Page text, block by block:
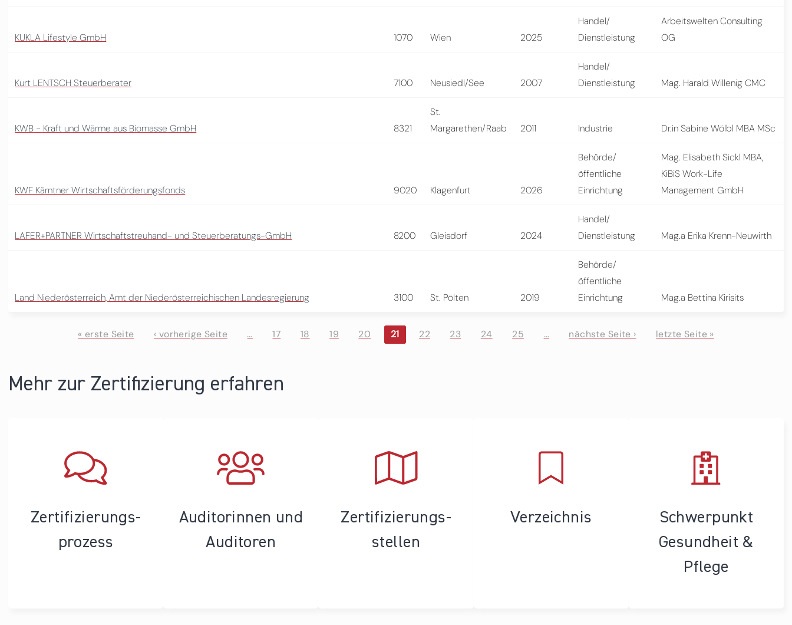
KUKLA Lifestyle GmbH 1070 Wien 2025
Handel/
Dienstleistung
Arbeitswelten Consulting
OG
Kurt LENTSCH Steuerberater 7100 Neusiedl/See 2007
Handel/
Dienstleistung
Mag. Harald Willenig CMC
KWB - Kraft und Wärme aus Biomasse GmbH 8321
St.
Margarethen/Raab
2011 Industrie Dr.in Sabine Wölbl MBA MSc
KWF Kärntner Wirtschaftsförderungsfonds 9020 Klagenfurt 2026
Behörde/
öffentliche
Einrichtung
Mag. Elisabeth Sickl MBA,
KiBiS Work-Life
Management GmbH
LAFER+PARTNER Wirtschaftstreuhand- und Steuerberatungs-GmbH 8200 Gleisdorf 2024
Handel/
Dienstleistung
Mag.a Erika Krenn-Neuwirth
Land Niederösterreich, Amt der Niederösterreichischen Landesregierung 3100 St. Pölten 2019
Behörde/
öffentliche
Einrichtung
Mag.a Bettina Kirisits
« erste Seite ‹ vorherige Seite … 17 18 19 20 21 22 23 24 25 … nächste Seite › letzte Seite »
Mehr zur Zertifizierung erfahren
Zertifizierungs­
prozess
Auditorinnen und
Auditoren
Zertifizierungs­
stellen
Verzeichnis
Schwerpunkt
Gesundheit &
Pflege